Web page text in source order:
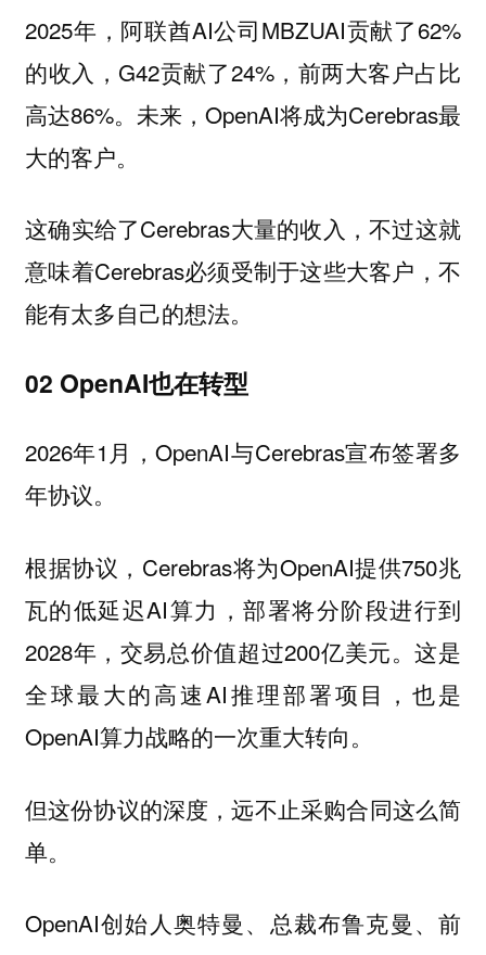
2025年，阿联酋AI公司MBZUAI贡献了62%
的收入，G42贡献了24%，前两大客户占比
高达86%。未来，OpenAI将成为Cerebras最
大的客户。
这确实给了Cerebras大量的收入，不过这就
意味着Cerebras必须受制于这些大客户，不
能有太多自己的想法。
02 OpenAI也在转型
2026年1月，OpenAI与Cerebras宣布签署多
年协议。
根据协议，Cerebras将为OpenAI提供750兆
瓦的低延迟AI算力，部署将分阶段进行到
2028年，交易总价值超过200亿美元。这是
全球最大的高速AI推理部署项目，也是
OpenAI算力战略的一次重大转向。
但这份协议的深度，远不止采购合同这么简
单。
OpenAI创始人奥特曼、总裁布鲁克曼、前